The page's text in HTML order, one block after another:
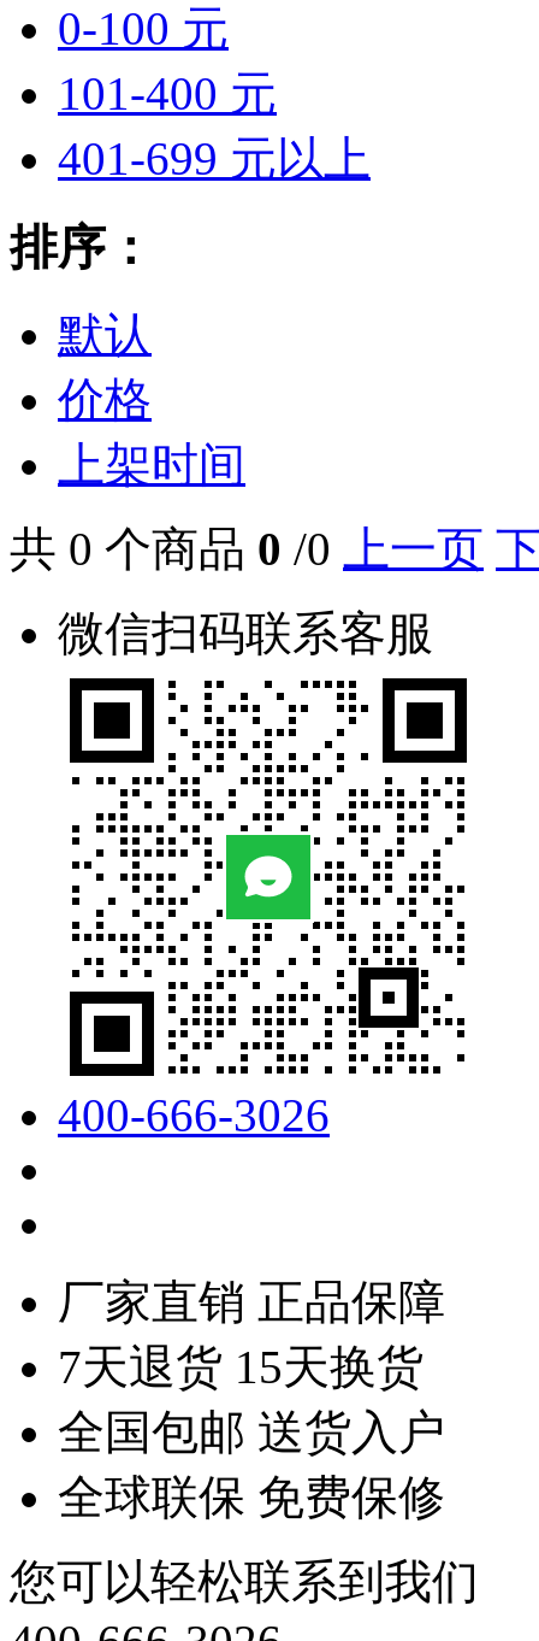
0-100 元
101-400 元
401-699 元以上
排序：
默认
价格
上架时间
共 0 个商品 0 /0 上一页
微信扫码联系客服
400-666-3026
厂家直销 正品保障
7天退货 15天换货
全国包邮 送货入户
全球联保 免费保修
您可以轻松联系到我们